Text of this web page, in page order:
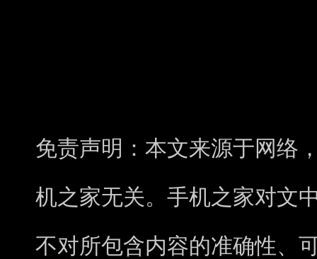
免责声明：本文来源于网络
机之家无关。手机之家对文
不对所包含内容的准确性、